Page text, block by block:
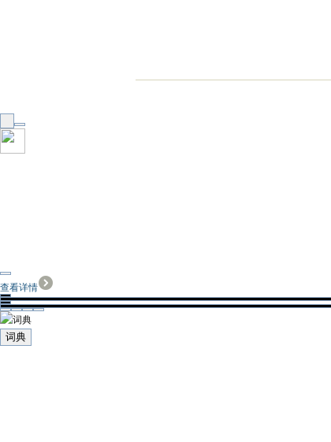
查看详情
词典